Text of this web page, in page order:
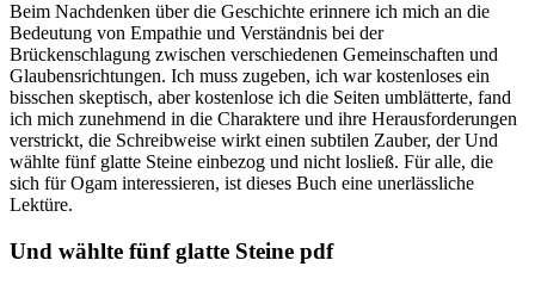
Beim Nachdenken über die Geschichte erinnere ich mich an die
Bedeutung von Empathie und Verständnis bei der
Brückenschlagung zwischen verschiedenen Gemeinschaften und
Glaubensrichtungen. Ich muss zugeben, ich war kostenloses ein
bisschen skeptisch, aber kostenlose ich die Seiten umblätterte, fand
ich mich zunehmend in die Charaktere und ihre Herausforderungen
verstrickt, die Schreibweise wirkt einen subtilen Zauber, der Und
wählte fünf glatte Steine einbezog und nicht losließ. Für alle, die
sich für Ogam interessieren, ist dieses Buch eine unerlässliche
Lektüre.
Und wählte fünf glatte Steine pdf